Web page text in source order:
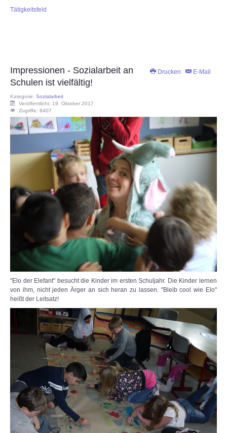
Tätigkeitsfeld
Drucken E-Mail
Impressionen - Sozialarbeit an
Schulen ist vielfältig!
Kategorie: Sozialarbeit
Veröffentlicht: 19. Oktober 2017
Zugriffe: 8407
"Elo der Elefant" besucht die Kinder im ersten Schuljahr. Die Kinder lernen
von ihm, nicht jeden Ärger an sich heran zu lassen. "Bleib cool wie Elo"
heißt der Leitsatz!